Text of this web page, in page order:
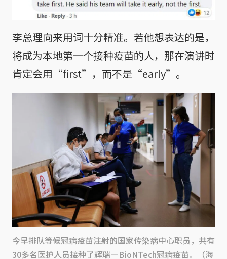
李总理向来用词十分精准。若他想表达的是，
将成为本地第一个接种疫苗的人，那在演讲时
肯定会用“first”，而不是“early”。
今早排队等候冠病疫苗注射的国家传染病中心职员，共有
30多名医护人员接种了辉瑞—BioNTech冠病疫苗。（海